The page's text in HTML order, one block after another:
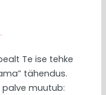
Te ise tehke
tähendus.
palve muutub: